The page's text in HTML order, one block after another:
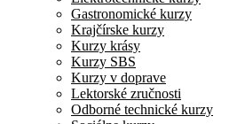
Gastronomické kurzy
Krajčírske kurzy
Kurzy krásy
Kurzy SBS
Kurzy v doprave
Lektorské zručnosti
Odborné technické kurzy